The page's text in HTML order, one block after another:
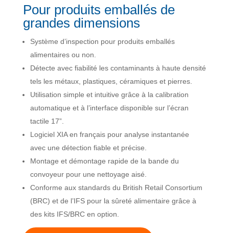
Pour produits emballés de
grandes dimensions
Système d’inspection pour produits emballés
alimentaires ou non.
Détecte avec fiabilité les contaminants à haute densité
tels les métaux, plastiques, céramiques et pierres.
Utilisation simple et intuitive grâce à la calibration
automatique et à l’interface disponible sur l’écran
tactile 17”.
Logiciel XIA en français pour analyse instantanée
avec une détection fiable et précise.
Montage et démontage rapide de la bande du
convoyeur pour une nettoyage aisé.
Conforme aux standards du British Retail Consortium
(BRC) et de l’IFS pour la sûreté alimentaire grâce à
des kits IFS/BRC en option.